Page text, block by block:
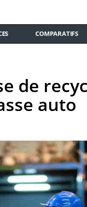
COMPARATIFS
de
auto